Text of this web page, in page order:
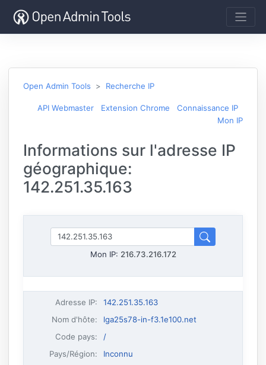
Open Admin Tools Recherche IP
API Webmaster Extension Chrome
Connaissance IP
Mon IP
Informations sur l'adresse IP
géographique:
142.251.35.163
Mon IP: 216.73.216.172
Adresse IP:
142.251.35.163
Nom d'hôte:
lga25s78-in-f3.1e100.net
Code pays:
/
Pays/Région:
Inconnu